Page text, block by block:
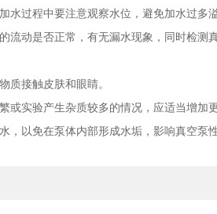
过程中要注意观察水位，避免加水过多溢
动是否正常，有无漏水现象，同时检测真
接触皮肤和眼睛。
实验产生杂质较多的情况，应适当增加更
以免在泵体内部形成水垢，影响真空泵性